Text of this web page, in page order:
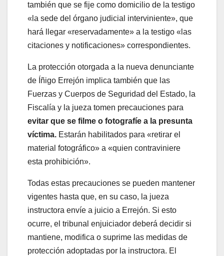
también que se fije como domicilio de la testigo
«la sede del órgano judicial interviniente», que
hará llegar «reservadamente» a la testigo «las
citaciones y notificaciones» correspondientes.
La protección otorgada a la nueva denunciante
de Íñigo Errejón implica también que las
Fuerzas y Cuerpos de Seguridad del Estado, la
Fiscalía y la jueza tomen precauciones para
evitar que se filme o fotografíe a la presunta
víctima. Estarán habilitados para «retirar el
material fotográfico» a «quien contraviniere
esta prohibición».
Todas estas precauciones se pueden mantener
vigentes hasta que, en su caso, la jueza
instructora envíe a juicio a Errejón. Si esto
ocurre, el tribunal enjuiciador deberá decidir si
mantiene, modifica o suprime las medidas de
protección adoptadas por la instructora. El